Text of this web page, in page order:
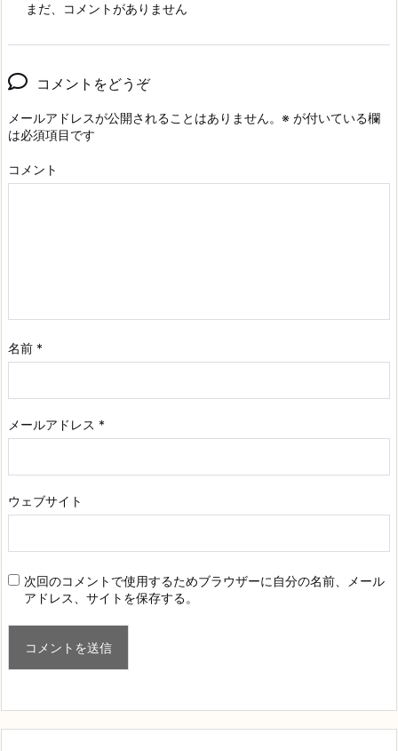
まだ、コメントがありません
コメントをどうぞ
メールアドレスが公開されることはありません。 ※ が付いている欄
は必須項目です
コメント
名前 *
メールアドレス *
ウェブサイト
次回のコメントで使用するためブラウザーに自分の名前、メール
アドレス、サイトを保存する。